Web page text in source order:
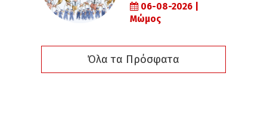
06-08-2026 |
Μώμος
Όλα τα Πρόσφατα